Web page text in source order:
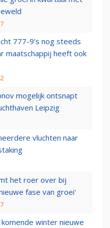
777-9’s nog steeds
maatschappij heeft ook
mogelijk ontsnapt
Leipzig
vluchten naar
het roer over bij
fase van groei'
winter nieuwe